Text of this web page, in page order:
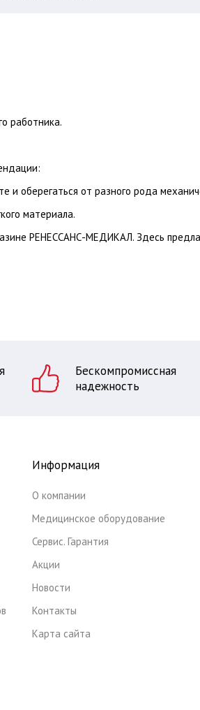
работника.
и оберегаться от разного рода
материала.
РЕНЕССАНС-МЕДИКАЛ. Здесь
Бескомпромиссная
надежность
Информация
О компании
Медицинское оборудование
Сервис. Гарантия
Акции
Новости
Контакты
Карта сайта